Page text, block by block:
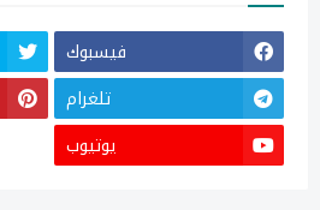
فيسبوك
تلغرام
يوتيوب